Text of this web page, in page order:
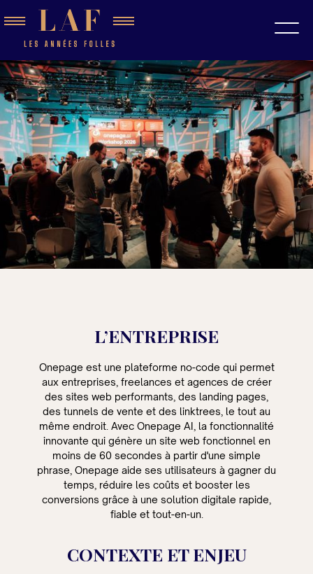
L’ENTREPRISE
Onepage est une plateforme no-code qui permet
aux entreprises, freelances et agences de créer
des sites web performants, des landing pages,
des tunnels de vente et des linktrees, le tout au
même endroit. Avec Onepage AI, la fonctionnalité
innovante qui génère un site web fonctionnel en
moins de 60 secondes à partir d'une simple
phrase, Onepage aide ses utilisateurs à gagner du
temps, réduire les coûts et booster les
conversions grâce à une solution digitale rapide,
fiable et tout-en-un.
CONTEXTE ET ENJEU